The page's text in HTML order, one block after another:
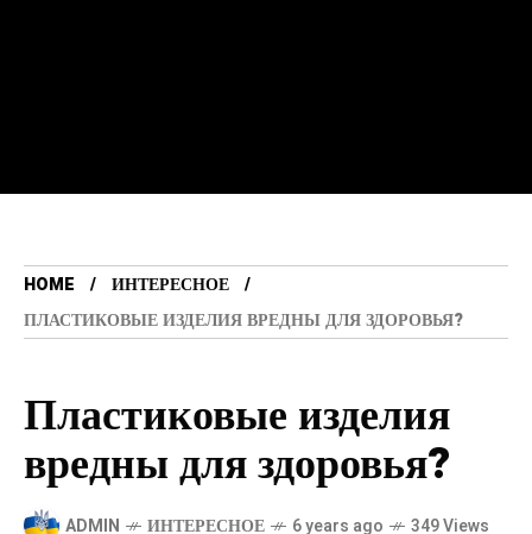
HOME
ИНТЕРЕСНОЕ
ПЛАСТИКОВЫЕ ИЗДЕЛИЯ ВРЕДНЫ ДЛЯ ЗДОРОВЬЯ?
Пластиковые изделия
вредны для здоровья?
ADMIN ИНТЕРЕСНОЕ 6 years ago 349 Views